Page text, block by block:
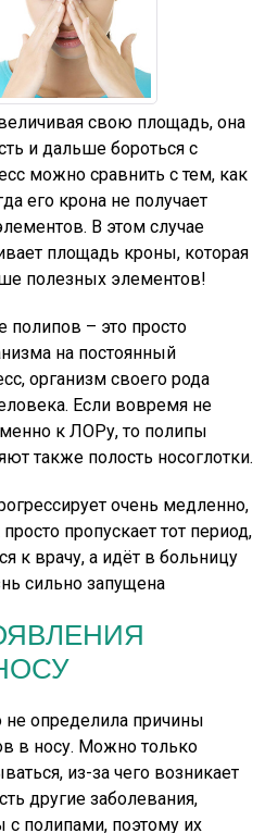
свою площадь, она
и дальше бороться с
можно сравнить с тем, как
его крона не получает
В этом случае
площадь кроны, которая
полезных элементов!
полипов – это просто
на постоянный
организм своего рода
Если вовремя не
к ЛОРу, то полипы
также полость носоглотки.
очень медленно,
пропускает тот период,
к врачу, а идёт в больницу
сильно запущена
не определила причины
в носу. Можно только
из-за чего возникает
другие заболевания,
с полипами, поэтому их